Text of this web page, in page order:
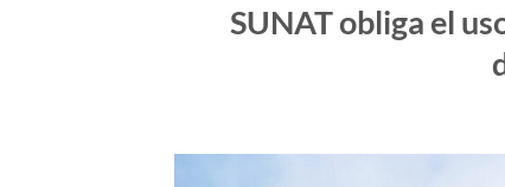
SUNAT obliga el